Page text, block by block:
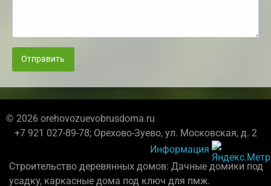
Отправить
© 2026 orehovozuevobrusdoma.ru
+7 921 027-89-78; Орехово-Зуево, ул. Московская, д. 2
Информация
Строительство деревянных домов: Дачные домики под
усадку, каркасные дома под ключ для пмж.